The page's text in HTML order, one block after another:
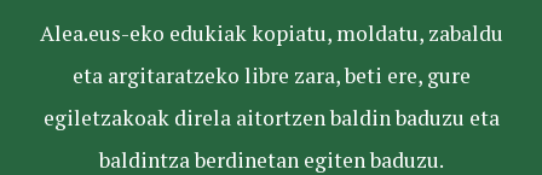
Alea.eus-eko edukiak kopiatu, moldatu, zabaldu
eta argitaratzeko libre zara, beti ere, gure
egiletzakoak direla aitortzen baldin baduzu eta
baldintza berdinetan egiten baduzu.